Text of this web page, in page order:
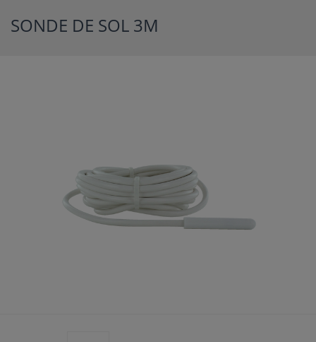
SONDE DE SOL 3M